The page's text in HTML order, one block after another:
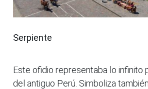
Serpiente
Este ofidio representaba lo infinito
del antiguo Perú. Simboliza